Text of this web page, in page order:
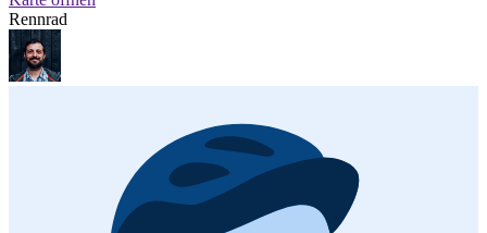
Rennrad